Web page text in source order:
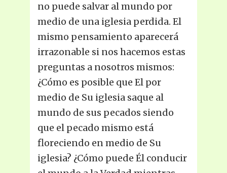
no puede salvar al mundo por
medio de una iglesia perdida. El
mismo pensamiento aparecerá
irrazonable si nos hacemos estas
preguntas a nosotros mismos:
¿Cómo es posible que El por
medio de Su iglesia saque al
mundo de sus pecados siendo
que el pecado mismo está
floreciendo en medio de Su
iglesia? ¿Cómo puede Él conducir